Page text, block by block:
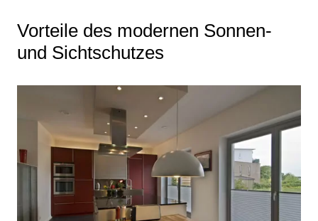
Vorteile des modernen Sonnen-
und Sichtschutzes